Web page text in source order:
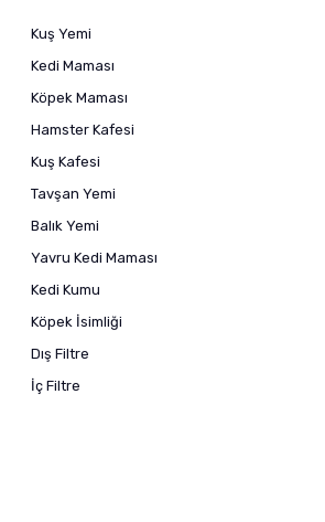
Kuş Yemi
Kedi Maması
Köpek Maması
Hamster Kafesi
Kuş Kafesi
Tavşan Yemi
Balık Yemi
Yavru Kedi Maması
Kedi Kumu
Köpek İsimliği
Dış Filtre
İç Filtre